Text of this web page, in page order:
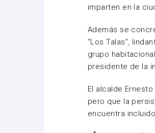
imparten en la
Además se
“Los Talas”,
grupo
presidente de la
El alcalde
pero que la
encuentra